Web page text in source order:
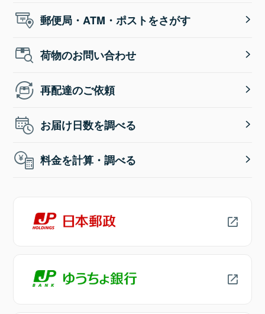
郵便局・ATM・ポストをさがす
荷物のお問い合わせ
再配達のご依頼
お届け日数を調べる
料金を計算・調べる